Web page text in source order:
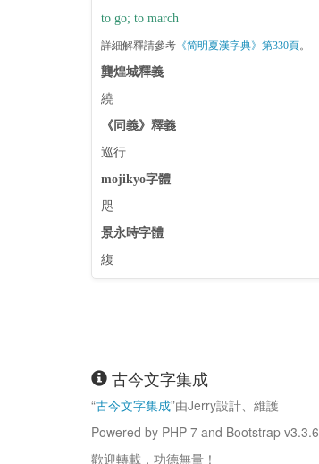
to go; to march
詳細解釋請參考 《简明夏漢字典》第330頁。
龔煌城釋義
繞
《同義》釋義
巡行
mojikyo字體
咫
景永時字體
緮
古今文字集成
“古今文字集成”由Jerry設計、維護
Powered by PHP 7 and Bootstrap v3.3.6
歡迎轉載，功德無量！